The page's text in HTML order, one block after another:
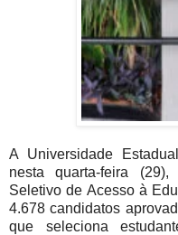
A Universidade
nesta quarta-feira
Seletivo de Acesso à
4.678 candidatos
que seleciona